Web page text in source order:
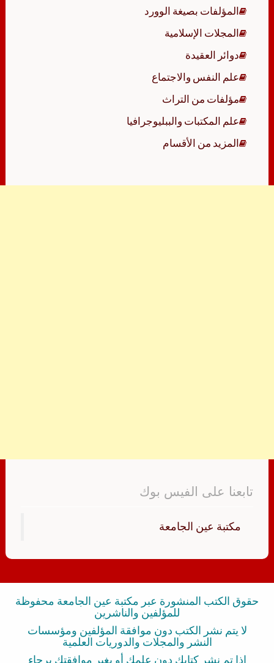
المؤلفات بصيغة الوورد
المجلات الإسلامية
دوائر العقيدة
علم النفس والاجتماع
مؤلفات من التراث
علم المكتبات والببليوجرافيا
المزيد من الأقسام
تابعنا على الفيس بوك
‏مكتبة عين الجامعة‏
حقوق الكتب المنشورة عبر مكتبة عين الجامعة محفوظة
للمؤلفين والناشرين
لا يتم نشر الكتب دون موافقة المؤلفين ومؤسسات
النشر والمجلات والدوريات العلمية
إذا تم نشر كتابك دون علمك أو بغير موافقتك برجاء